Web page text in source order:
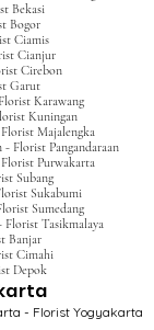
Bekasi
Bogor
Ciamis
Cianjur
Cirebon
Garut
Karawang
Kuningan
Majalengka
- Florist Pangandaraan
Purwakarta
Subang
Sukabumi
Sumedang
Florist Tasikmalaya
Banjar
Cimahi
Depok
- Florist Yogyakarta